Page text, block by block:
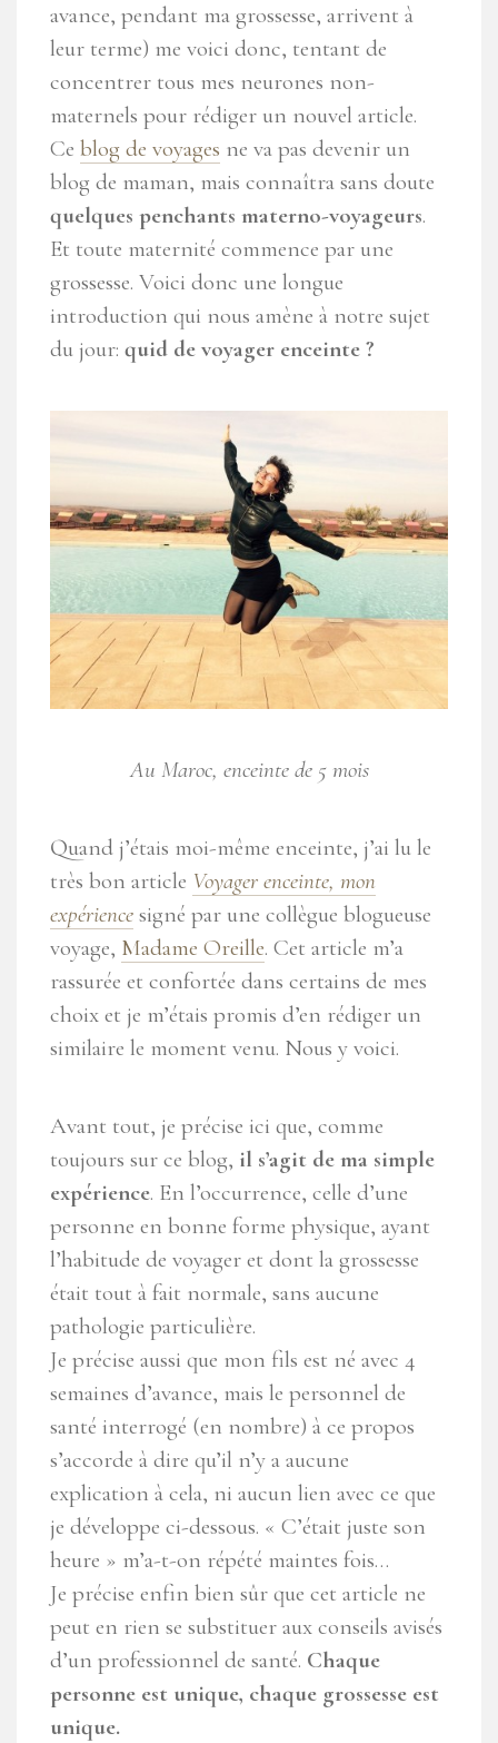
avance, pendant ma grossesse, arrivent à
leur terme) me voici donc, tentant de
concentrer tous mes neurones non-
maternels pour rédiger un nouvel article.
Ce blog de voyages ne va pas devenir un
blog de maman, mais connaîtra sans doute
quelques penchants materno-voyageurs.
Et toute maternité commence par une
grossesse. Voici donc une longue
introduction qui nous amène à notre sujet
du jour: quid de voyager enceinte ?
Au Maroc, enceinte de 5 mois
Quand j’étais moi-même enceinte, j’ai lu le
très bon article Voyager enceinte, mon
expérience signé par une collègue blogueuse
voyage, Madame Oreille. Cet article m’a
rassurée et confortée dans certains de mes
choix et je m’étais promis d’en rédiger un
similaire le moment venu. Nous y voici.
Avant tout, je précise ici que, comme
toujours sur ce blog, il s’agit de ma simple
expérience. En l’occurrence, celle d’une
personne en bonne forme physique, ayant
l’habitude de voyager et dont la grossesse
était tout à fait normale, sans aucune
pathologie particulière.
Je précise aussi que mon fils est né avec 4
semaines d’avance, mais le personnel de
santé interrogé (en nombre) à ce propos
s’accorde à dire qu’il n’y a aucune
explication à cela, ni aucun lien avec ce que
je développe ci-dessous. « C’était juste son
heure » m’a-t-on répété maintes fois…
Je précise enfin bien sûr que cet article ne
peut en rien se substituer aux conseils avisés
d’un professionnel de santé. Chaque
personne est unique, chaque grossesse est
unique.